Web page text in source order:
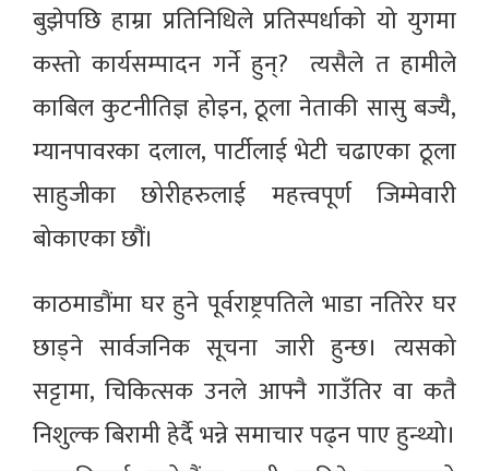
बुझेपछि हाम्रा प्रतिनिधिले प्रतिस्पर्धाको यो युगमा
कस्तो कार्यसम्पादन गर्ने हुन्? त्यसैले त हामीले
काबिल कुटनीतिज्ञ होइन, ठूला नेताकी सासु बज्यै,
म्यानपावरका दलाल, पार्टीलाई भेटी चढाएका ठूला
साहुजीका छोरीहरुलाई महत्त्वपूर्ण जिम्मेवारी
बोकाएका छौं।
काठमाडौंमा घर हुने पूर्वराष्ट्रपतिले भाडा नतिरेर घर
छाड्ने सार्वजनिक सूचना जारी हुन्छ। त्यसको
सट्टामा, चिकित्सक उनले आफ्नै गाउँतिर वा कतै
निशुल्क बिरामी हेर्दै भन्ने समाचार पढ्न पाए हुन्थ्यो।